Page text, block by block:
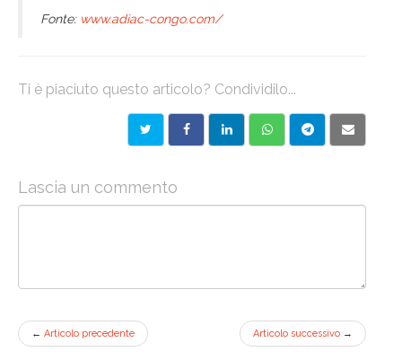
Fonte: www.adiac-congo.com/
Ti è piaciuto questo articolo? Condividilo...
Lascia un commento
← Articolo precedente Articolo successivo →